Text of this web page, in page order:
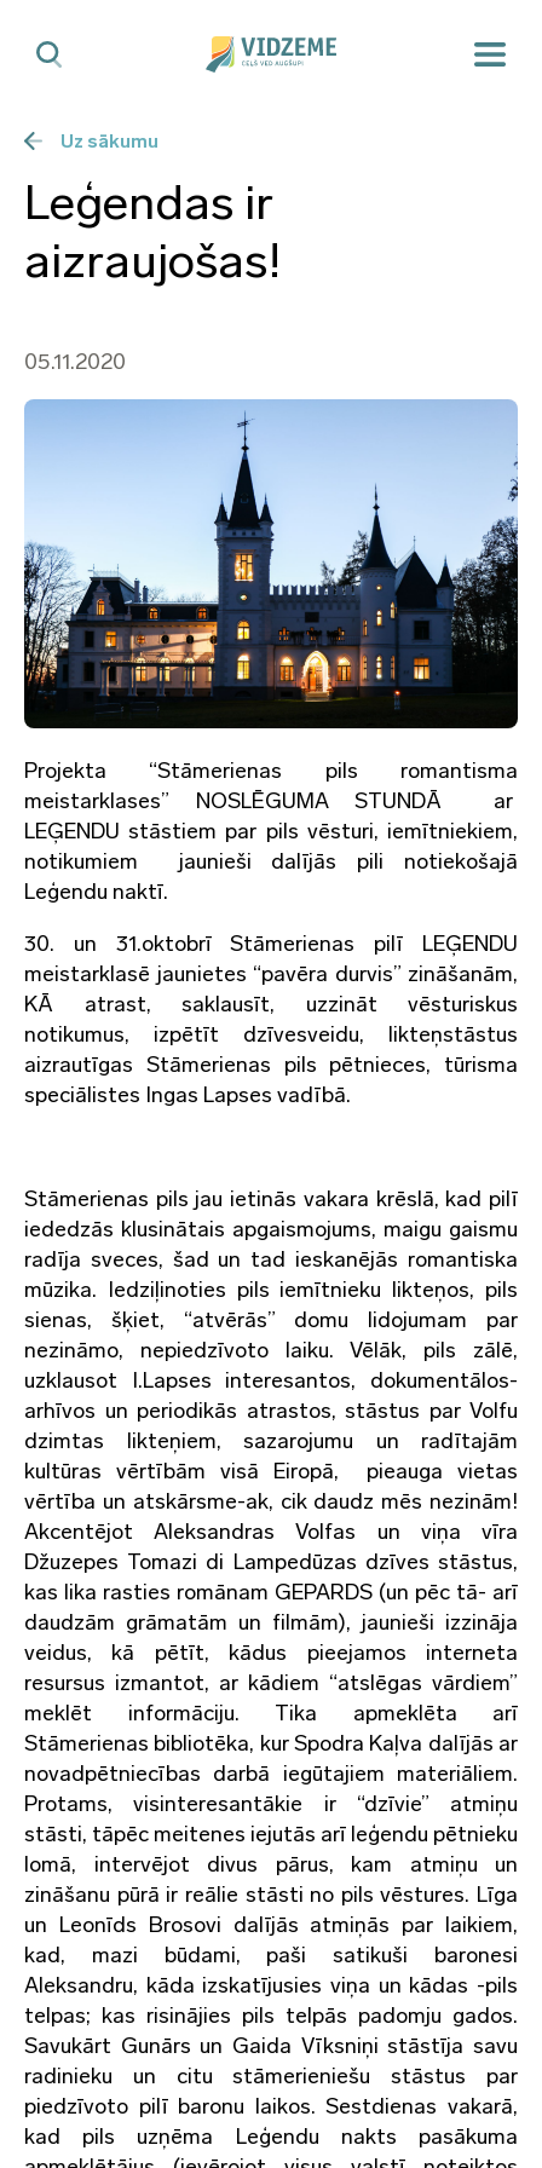
Uz sākumu
Leģendas ir
aizraujošas!
05.11.2020
Projekta “Stāmerienas pils romantisma
meistarklases” NOSLĒGUMA STUNDĀ ar
LEĢENDU stāstiem par pils vēsturi, iemītniekiem,
notikumiem jaunieši dalījās pili notiekošajā
Leģendu naktī.
30. un 31.oktobrī Stāmerienas pilī LEĢENDU
meistarklasē jaunietes “pavēra durvis” zināšanām,
KĀ atrast, saklausīt, uzzināt vēsturiskus
notikumus, izpētīt dzīvesveidu, likteņstāstus
aizrautīgas Stāmerienas pils pētnieces, tūrisma
speciālistes Ingas Lapses vadībā.
Stāmerienas pils jau ietinās vakara krēslā, kad pilī
iededzās klusinātais apgaismojums, maigu gaismu
radīja sveces, šad un tad ieskanējās romantiska
mūzika. Iedziļinoties pils iemītnieku likteņos, pils
sienas, šķiet, “atvērās” domu lidojumam par
nezināmo, nepiedzīvoto laiku. Vēlāk, pils zālē,
uzklausot I.Lapses interesantos, dokumentālos-
arhīvos un periodikās atrastos, stāstus par Volfu
dzimtas likteņiem, sazarojumu un radītajām
kultūras vērtībām visā Eiropā, pieauga vietas
vērtība un atskārsme-ak, cik daudz mēs nezinām!
Akcentējot Aleksandras Volfas un viņa vīra
Džuzepes Tomazi di Lampedūzas dzīves stāstus,
kas lika rasties romānam GEPARDS (un pēc tā- arī
daudzām grāmatām un filmām), jaunieši izzināja
veidus, kā pētīt, kādus pieejamos interneta
resursus izmantot, ar kādiem “atslēgas vārdiem”
meklēt informāciju. Tika apmeklēta arī
Stāmerienas bibliotēka, kur Spodra Kaļva dalījās ar
novadpētniecības darbā iegūtajiem materiāliem.
Protams, visinteresantākie ir “dzīvie” atmiņu
stāsti, tāpēc meitenes iejutās arī leģendu pētnieku
lomā, intervējot divus pārus, kam atmiņu un
zināšanu pūrā ir reālie stāsti no pils vēstures. Līga
un Leonīds Brosovi dalījās atmiņās par laikiem,
kad, mazi būdami, paši satikuši baronesi
Aleksandru, kāda izskatījusies viņa un kādas -pils
telpas; kas risinājies pils telpās padomju gados.
Savukārt Gunārs un Gaida Vīksniņi stāstīja savu
radinieku un citu stāmerieniešu stāstus par
piedzīvoto pilī baronu laikos. Sestdienas vakarā,
kad pils uzņēma Leģendu nakts pasākuma